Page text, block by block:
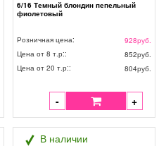
6/16 Темный блондин пепельный
фиолетовый
Розничная цена: 928руб.
Цена от 8 т.р::
852руб.
Цена от 20 т.р::
804руб.
- +
В наличии